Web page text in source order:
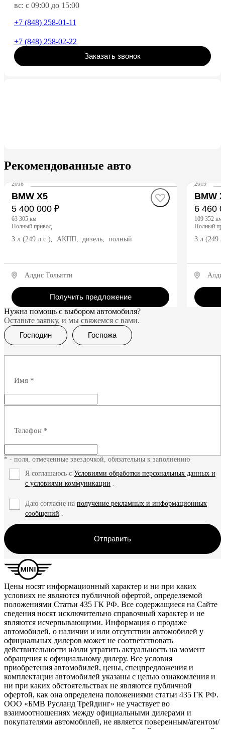
вс: с 09:00 до 15:00
+7 (848) 258-01-11
+7 (848) 258-02-22
Заказать звонок
Рекомендованные авто
BMW X5
2018
5 400 000 ₽
63 305 км
полный привод
3 л (249 л.с.), АКПП, дизель, полный
Алдис Тольятти
Получить предложение
BMW
2019
6 460
109 352 км
полный
3 л (249
Нужна помощь с выбором автомобиля?
Оставьте заявку, и мы свяжемся с вами.
Господин
Госпожа
Имя *
Телефон *
* - поля, отмеченные звездочкой, обязательны к заполнению
Я соглашаюсь с Условиями обработки персональных данных и
с условиями коммуникации
Даю согласие на получение рекламных и информационных
сообщений
Отправить
Цены носят информационный характер и ни при каких
условиях не являются публичной офертой, определяемой
положениями Статьи 435 ГК РФ. Все содержащиеся на Сайте
сведения носят исключительно справочный характер и не
являются исчерпывающими. Информация о продаже
автомобилей, о наличии и или отсутствии автомобилей у
официальных дилеров может не соответствовать
действительности и/или утратить актуальность на момент
обращения к официальному дилеру. Все условия
приобретения автомобилей, цены, спецпредложения и
комплектации автомобилей указаны с целью ознакомления и
ни при каких обстоятельствах не являются публичной
офертой, как она определена положениями статьи 435 ГК РФ.
ООО «БМВ Русланд Трейдинг» не участвует во
взаимоотношениях между официальными дилерами и
покупателями автомобилей, не является поверенным/агентом/